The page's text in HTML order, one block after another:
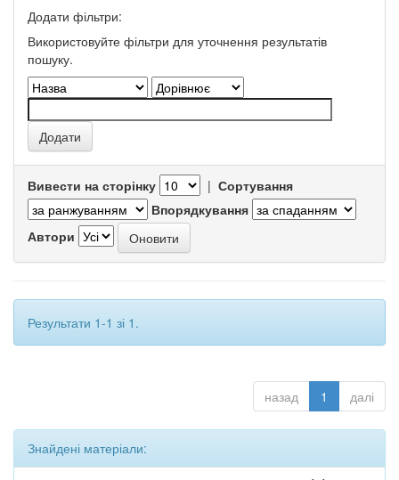
Додати фільтри:
Використовуйте фільтри для уточнення результатів
пошуку.
Вивести на сторінку | Сортування
Впорядкування
Автори
Результати 1-1 зі 1.
назад 1 далі
Знайдені матеріали: